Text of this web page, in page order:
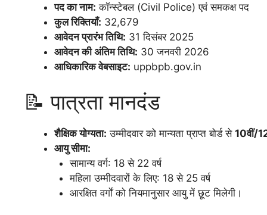
पद का नाम: कॉन्स्टेबल (Civil Police) एवं समकक्ष पद
कुल रिक्तियाँ: 32,679
आवेदन प्रारंभ तिथि: 31 दिसंबर 2025
आवेदन की अंतिम तिथि: 30 जनवरी 2026
आधिकारिक वेबसाइट: uppbpb.gov.in
📝 पात्रता मानदंड
शैक्षिक योग्यता: उम्मीदवार को मान्यता प्राप्त बोर्ड से 10वीं/
आयु सीमा:
सामान्य वर्ग: 18 से 22 वर्ष
महिला उम्मीदवारों के लिए: 18 से 25 वर्ष
आरक्षित वर्गों को नियमानुसार आयु में छूट मिलेगी।